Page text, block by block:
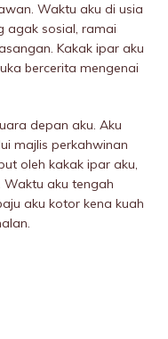
Waktu aku di usia
agak sosiaI, ramai
Kakak ipar aku
bercerita mengenai
depan aku. Aku
majlis perkahwinan
oleh kakak ipar aku,
aku tengah
aku kotor kena kuah